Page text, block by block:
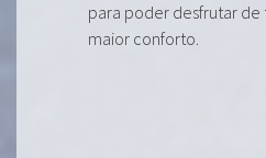
para poder desfrutar
maior conforto.